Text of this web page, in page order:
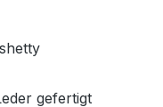
gefertigt